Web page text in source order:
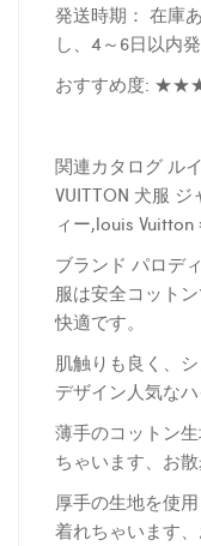
発送時期： 在庫
し、4～6日以内
おすすめ度:
関連カタログ ル
VUITTON 犬服
ィー,louis
ブランド パロデ
服は安全コット
快適です。
肌触りも良く、
デザイン人気な
薄手のコットン
ちゃいます、お
厚手の生地を使
着れちゃいます